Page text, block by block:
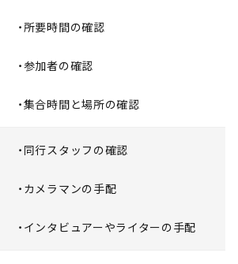
・所要時間の確認
・参加者の確認
・集合時間と場所の確認
・同行スタッフの確認
・カメラマンの手配
・インタビュアーやライターの手配